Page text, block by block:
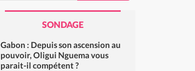
SONDAGE
Gabon : Depuis son ascension au
pouvoir, Oligui Nguema vous
parait-il compétent ?